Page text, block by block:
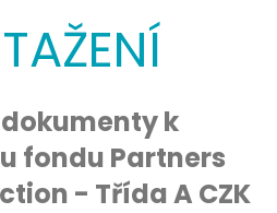
k
fondu Partners
- Třída A CZK